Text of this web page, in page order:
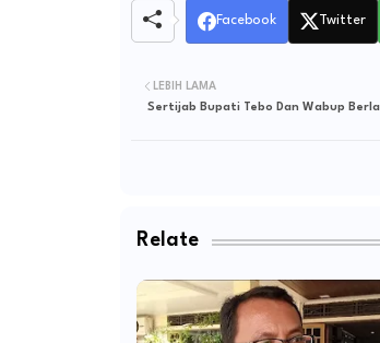
Facebook Twitter
LEBIH LAMA
Sertijab Bupati Tebo Dan Wabup
Relate